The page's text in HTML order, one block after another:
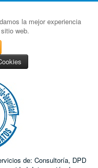
la mejor experiencia
web.
de: Consultoría, DPD